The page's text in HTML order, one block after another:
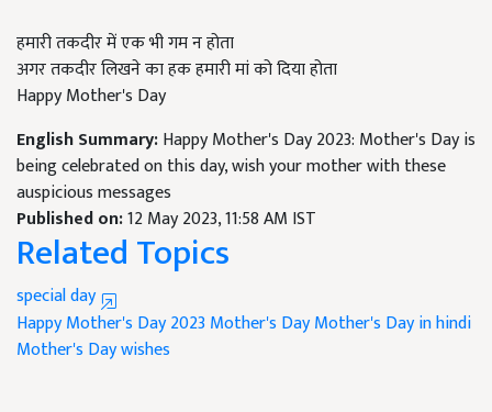
हमारी तकदीर में एक भी गम न होता
अगर तकदीर लिखने का हक हमारी मां को दिया होता
Happy Mother's Day
English Summary:Happy Mother's Day 2023: Mother's Day is
being celebrated on this day, wish your mother with these
auspicious messages
Published on:12 May 2023, 11:58 AM IST
Related Topics
special day
Happy Mother's Day 2023 Mother's DayMother's Day in hindi
Mother's Day wishes